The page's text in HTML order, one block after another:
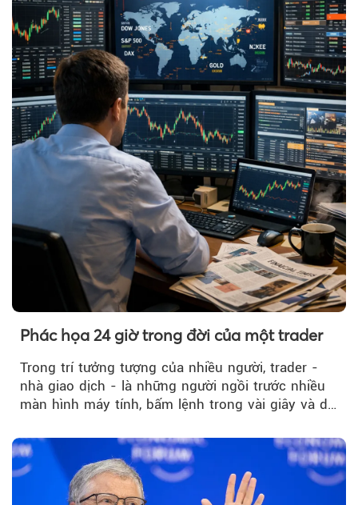
Phác họa 24 giờ trong đời của một trader
Trong trí tưởng tượng của nhiều người, trader -
nhà giao dịch - là những người ngồi trước nhiều
màn hình máy tính, bấm lệnh trong vài giây và dễ